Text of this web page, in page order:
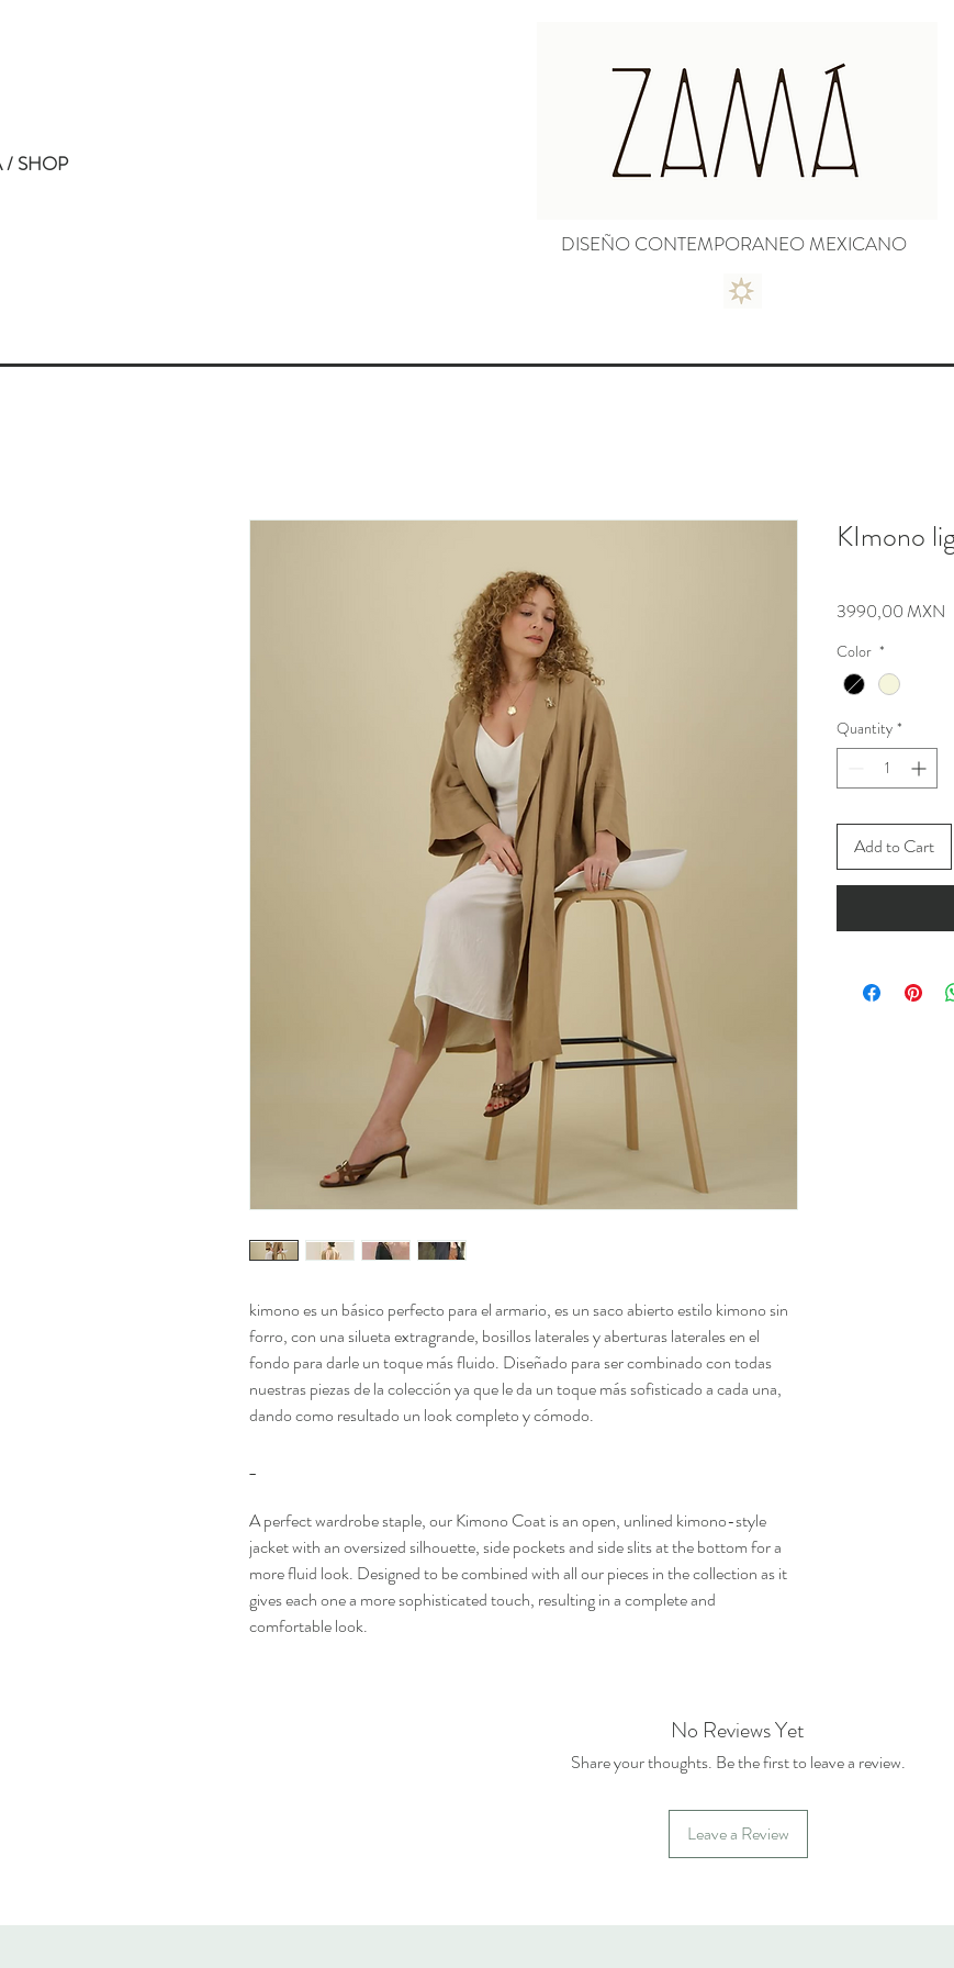
/ SHOP
DISEÑO CONTEMPORANEO MEXICANO
kimono es un básico perfecto para el armario, es un saco abierto estilo kimono sin
forro, con una silueta extragrande, bosillos laterales y aberturas laterales en el
fondo para darle un toque más fluido. Diseñado para ser combinado con todas
nuestras piezas de la colección ya que le da un toque más sofisticado a cada una,
dando como resultado un look completo y cómodo.
_
A perfect wardrobe staple, our Kimono Coat is an open, unlined kimono-style
jacket with an oversized silhouette, side pockets and side slits at the bottom for a
more fluid look. Designed to be combined with all our pieces in the collection as it
gives each one a more sophisticated touch, resulting in a complete and
comfortable look.
KImono
3990,00 MXN
Color *
Quantity *
Add to Cart
No Reviews Yet
Share your thoughts. Be the first to leave a review.
Leave a Review